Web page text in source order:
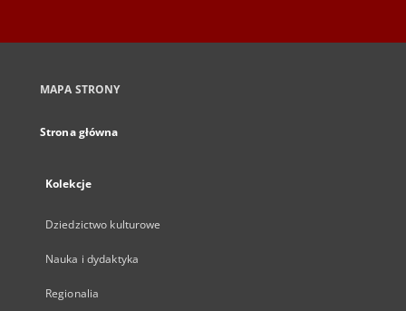
MAPA STRONY
Strona główna
Kolekcje
Dziedzictwo kulturowe
Nauka i dydaktyka
Regionalia